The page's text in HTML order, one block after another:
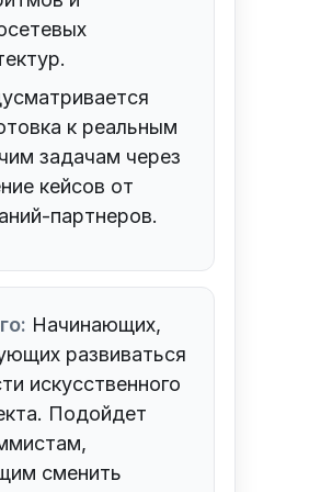
к реальным
задачам через
кейсов от
партнеров.
Начинающих,
развиваться
искусственного
Подойдет
сменить